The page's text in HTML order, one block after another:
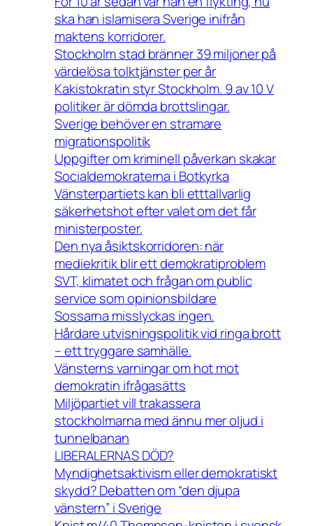
ska han islamisera Sverige inifrån
maktens korridorer.
Stockholm stad bränner 39 miljoner på
värdelösa tolktjänster per år
Kakistokratin styr Stockholm. 9 av 10 V
politiker är dömda brottslingar.
Sverige behöver en stramare
migrationspolitik
Uppgifter om kriminell påverkan skakar
Socialdemokraterna i Botkyrka
Vänsterpartiets kan bli etttallvarlig
säkerhetshot efter valet om det får
ministerposter.
Den nya åsiktskorridoren: när
mediekritik blir ett demokratiproblem
SVT, klimatet och frågan om public
service som opinionsbildare
Sossarna misslyckas ingen.
Hårdare utvisningspolitik vid ringa brott
– ett tryggare samhälle.
Vänsterns varningar om hot mot
demokratin ifrågasätts
Miljöpartiet vill trakassera
stockholmarna med ännu mer oljud i
tunnelbanan
LIBERALERNAS DÖD?
Myndighetsaktivism eller demokratiskt
skydd? Debatten om “den djupa
vänstern” i Sverige